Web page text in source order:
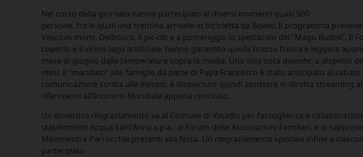
Nel corso della giornata hanno partecipato ai diversi momenti quasi 500
persone, fra le quali una trentina arrivate in bicicletta da Boves! Il programma
Vescovo mons. Delbosco, il pic-nic e a pomeriggio lo spettacolo del “Mago Budinì”. Il
coperto e il vicino lago artificiale, hanno garantito quella brezza fresca e leggera
mese di giugno dalle temperature sopra la media. Una sola nota dolente: a dispetto
mesi, il “mandato” alle famiglie da parte di Papa Francesco è stato anticipato al
comunicazione scritta alle diocesi; è dispiaciuto quindi assistere in diretta streaming
riferimenti all’Incontro Mondiale appena concluso.
Un doveroso ringraziamento va al Comune di Vinadio per l’accoglienza e
stabilimento Acqua Sant’Anna s.p.a., al Forum delle Associazioni Familiari, e ai
Movimenti e Parrocchie presenti alla festa. Un ringraziamento speciale infine a
partecipato.